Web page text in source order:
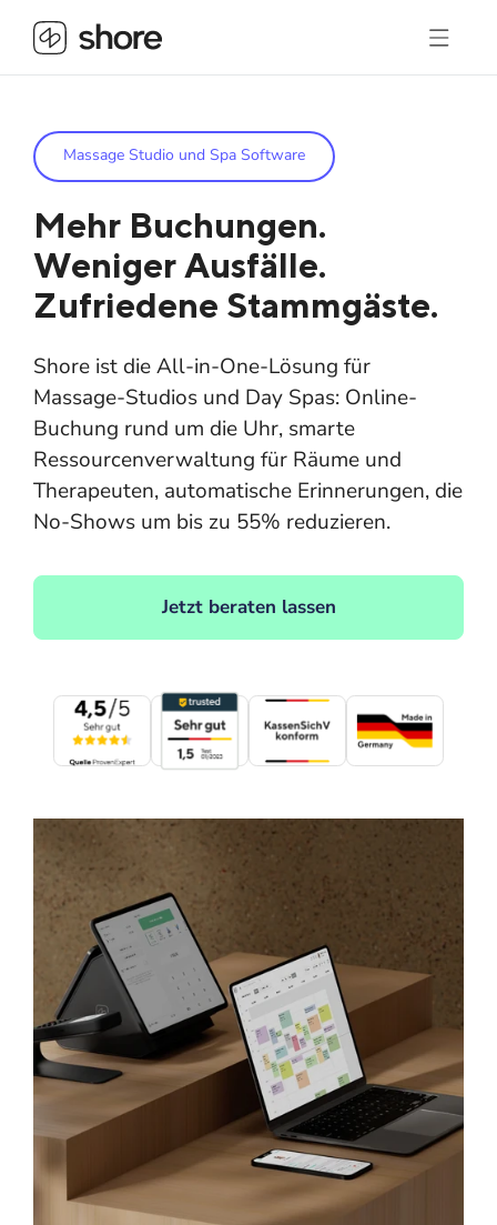
Massage Studio und Spa Software
Mehr Buchungen.
Weniger Ausfälle.
Zufriedene Stammgäste.
Shore ist die All-in-One-Lösung für
Massage-Studios und Day Spas: Online-
Buchung rund um die Uhr, smarte
Ressourcenverwaltung für Räume und
Therapeuten, automatische Erinnerungen, die
No-Shows um bis zu 55% reduzieren.
Jetzt beraten lassen